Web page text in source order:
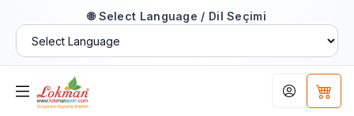
🌐 Select Language / Dil Seçimi
Hesabım